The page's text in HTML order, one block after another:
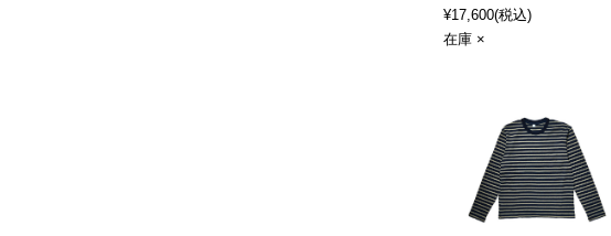
¥17,600(税込)
在庫 ×